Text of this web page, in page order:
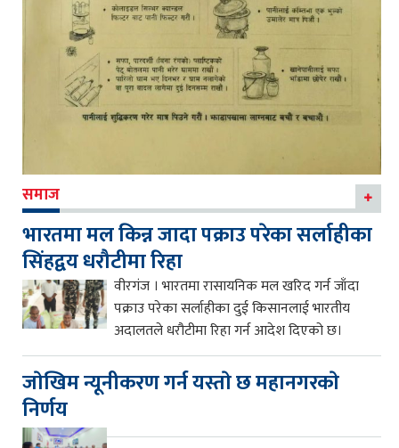
समाज
भारतमा मल किन्न जादा पक्राउ परेका सर्लाहीका
सिंहद्वय धरौटीमा रिहा
वीरगंज । भारतमा रासायनिक मल खरिद गर्न जाँदा
पक्राउ परेका सर्लाहीका दुई किसानलाई भारतीय
अदालतले धरौटीमा रिहा गर्न आदेश दिएको छ।
जाेखिम न्यूनीकरण गर्न यस्ताे छ महानगरकाे
निर्णय